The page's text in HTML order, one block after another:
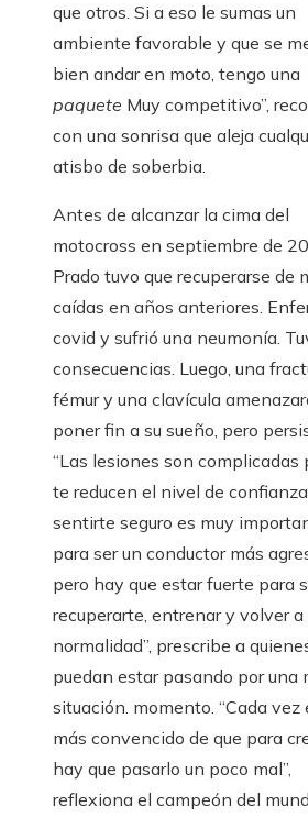
que otros. Si a eso le sumas un
ambiente favorable y que se
bien andar en moto, tengo una
paquete Muy competitivo”,
con una sonrisa que aleja
atisbo de soberbia.
Antes de alcanzar la cima del
motocross en septiembre de
Prado tuvo que recuperarse de
caídas en años anteriores.
covid y sufrió una neumonía.
consecuencias. Luego, una
fémur y una clavícula
poner fin a su sueño, pero
“Las lesiones son complicadas
te reducen el nivel de
sentirte seguro es muy
para ser un conductor más
pero hay que estar fuerte para
recuperarte, entrenar y volver a
normalidad”, prescribe a
puedan estar pasando por una
situación. momento. “Cada vez
más convencido de que para
hay que pasarlo un poco mal”,
reflexiona el campeón del